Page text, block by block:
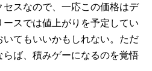
セスなので、一応この価格はデ
ースでは値上がりを予定してい
てもいいかもしれない。ただ
らば、積みゲーになるのを覚悟